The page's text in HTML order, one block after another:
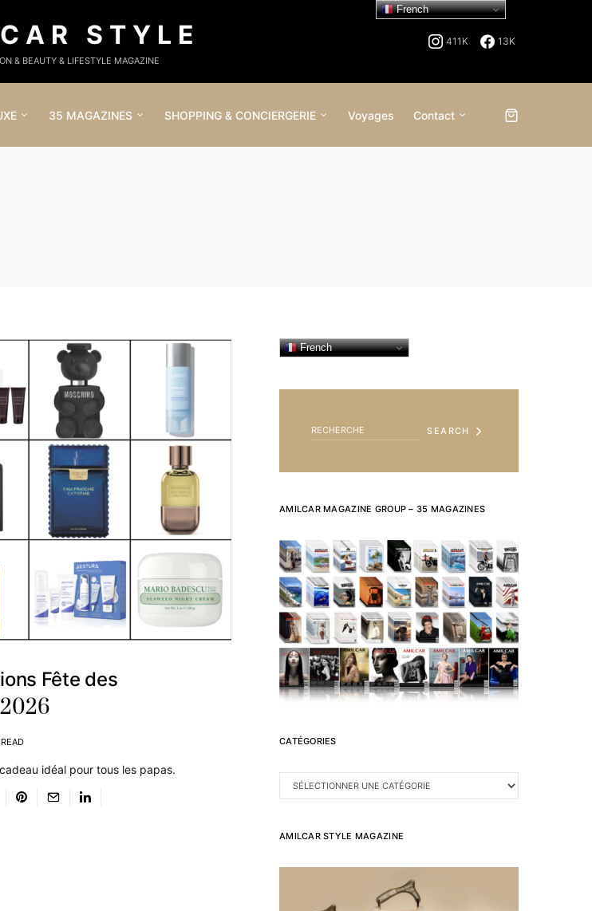
STYLE
& BEAUTY & LIFESTYLE MAGAZINE
411K 13K
35 MAGAZINES SHOPPING & CONCIERGERIE Voyages Contact
Fête des
idéal pour tous les papas.
French
SEARCH
AMILCAR MAGAZINE GROUP – 35 MAGAZINES
CATÉGORIES
CATÉGORIES
AMILCAR STYLE MAGAZINE
French